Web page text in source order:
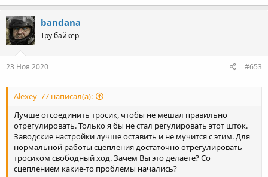
bandana
Тру байкер
23 Ноя 2020 #653
Alexey_77 написал(а):
Лучше отсоединить тросик, чтобы не мешал правильно
отрегулировать. Только я бы не стал регулировать этот шток.
Заводские настройки лучше оставить и не мучится с этим. Для
нормальной работы сцепления достаточно отрегулировать
тросиком свободный ход. Зачем Вы это делаете? Со
сцеплением какие-то проблемы начались?